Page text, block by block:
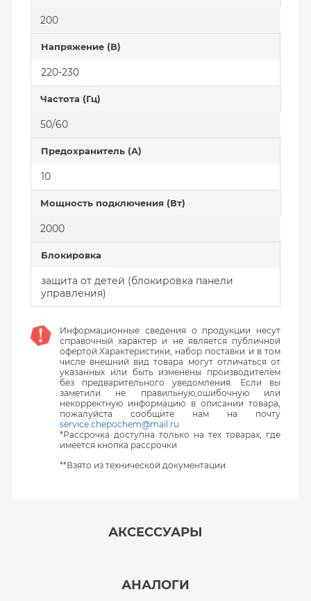
200
Напряжение (В)
220-230
Частота (Гц)
50/60
Предохранитель (A)
10
Мощность подключения (Вт)
2000
Блокировка
защита от детей (блокировка панели
управления)
Информационные сведения о продукции несут
справочный характер и не является публичной
офертой.Характеристики, набор поставки и в том
числе внешний вид товара могут отличаться от
указанных или быть изменены производителем
без предварительного уведомления. Если вы
заметили не правильную,ошибочную или
некорректную информацию в описании товара,
пожалуйста сообщите нам на почту
service.chepochem@mail.ru
*Рассрочка доступна только на тех товарах, где
имеется кнопка рассрочки
**Взято из технической документации
АКСЕССУАРЫ
АНАЛОГИ